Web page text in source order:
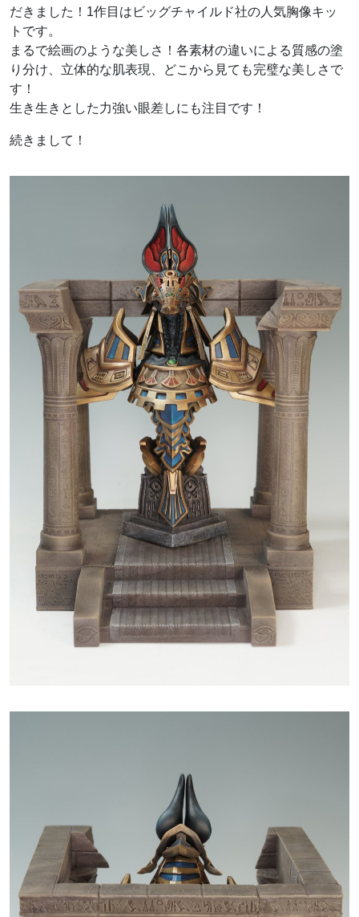
だきました！1作目はビッグチャイルド社の人気胸像キッ
トです。
まるで絵画のような美しさ！各素材の違いによる質感の塗
り分け、立体的な肌表現、どこから見ても完璧な美しさで
す！
生き生きとした力強い眼差しにも注目です！
続きまして！